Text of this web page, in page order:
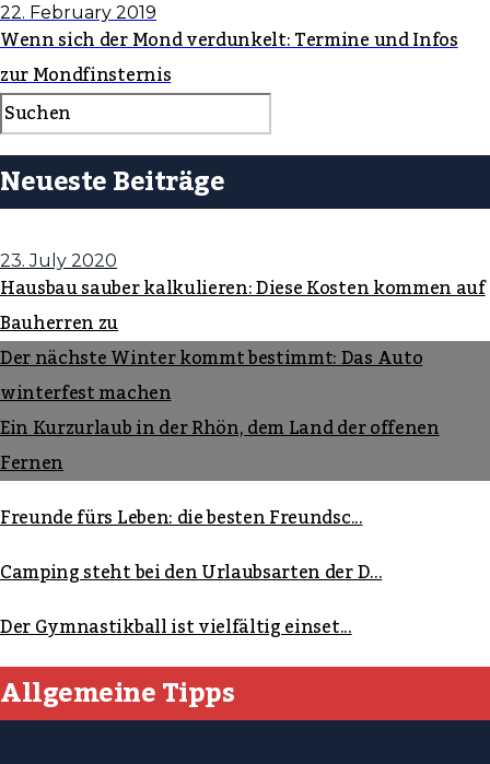
22. February 2019
Wenn sich der Mond verdunkelt: Termine und Infos
zur Mondfinsternis
Neueste Beiträge
23. July 2020
Hausbau sauber kalkulieren: Diese Kosten kommen auf
Bauherren zu
Der nächste Winter kommt bestimmt: Das Auto
winterfest machen
Ein Kurzurlaub in der Rhön, dem Land der offenen
Fernen
Freunde fürs Leben: die besten Freundsc...
Camping steht bei den Urlaubsarten der D...
Der Gymnastikball ist vielfältig einset...
Allgemeine Tipps